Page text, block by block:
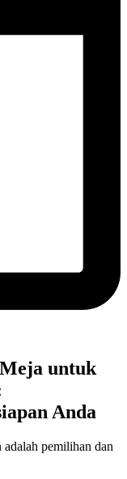
untuk
Anda
adalah pemilihan dan